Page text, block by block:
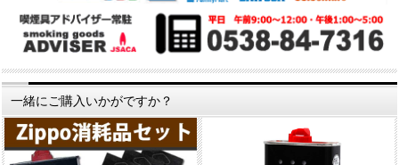
一緒にご購入いかがですか？